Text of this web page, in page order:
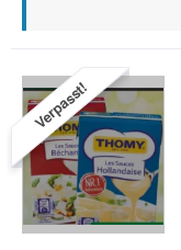
Verpasst!